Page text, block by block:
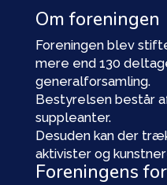
Om foreningen
Foreningen blev
mere end 130
generalforsamling.
Bestyrelsen består
suppleanter.
Desuden kan der
aktivister og
Foreningens